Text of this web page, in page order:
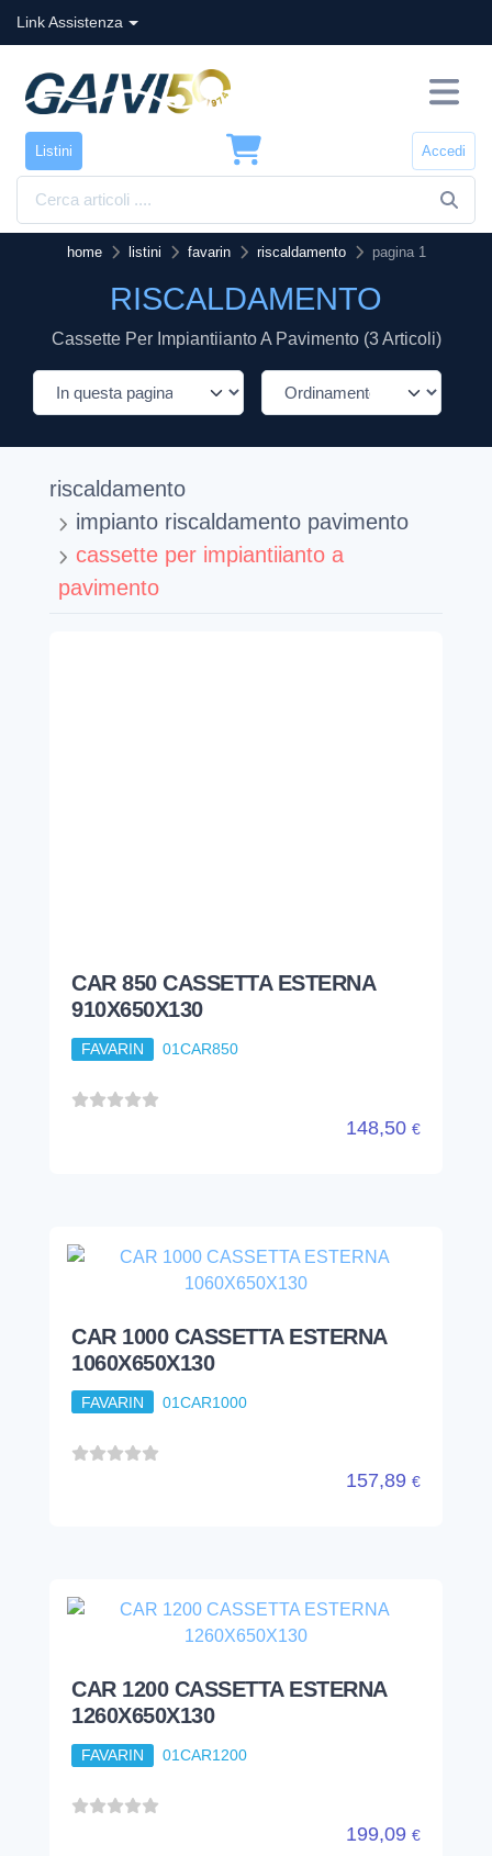
Link Assistenza
Listini Accedi
home listini favarin riscaldamento pagina 1
RISCALDAMENTO
Cassette Per Impiantiianto A Pavimento (3 Articoli)
riscaldamento
impianto riscaldamento pavimento
cassette per impiantiianto a
pavimento
CAR 850 CASSETTA ESTERNA
910X650X130
FAVARIN 01CAR850
148,50 €
CAR 1000 CASSETTA ESTERNA
1060X650X130
FAVARIN 01CAR1000
157,89 €
CAR 1200 CASSETTA ESTERNA
1260X650X130
FAVARIN 01CAR1200
199,09 €